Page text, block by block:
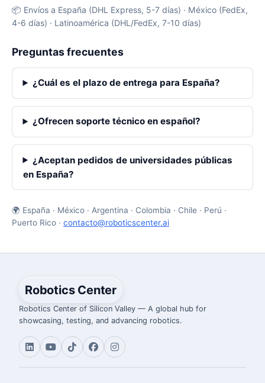
📦 Envíos a España (DHL Express, 5-7 días) · México (FedEx,
4-6 días) · Latinoamérica (DHL/FedEx, 7-10 días)
Preguntas frecuentes
¿Cuál es el plazo de entrega para España?
¿Ofrecen soporte técnico en español?
¿Aceptan pedidos de universidades públicas
en España?
🌍 España · México · Argentina · Colombia · Chile · Perú ·
Puerto Rico · contacto@roboticscenter.ai
Robotics Center
Robotics Center of Silicon Valley — A global hub for
showcasing, testing, and advancing robotics.